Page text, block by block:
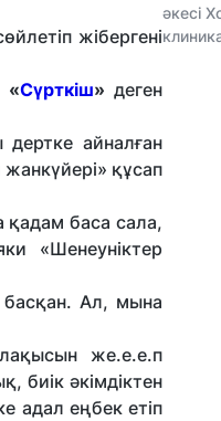
жібергені
«Сүрткіш» деген
айналған
жанкүйері» құсап
баса сала,
«Шенеуніктер
Ал, мына
же.е.е.п
биік әкімдіктен
адал еңбек етіп
әкесі